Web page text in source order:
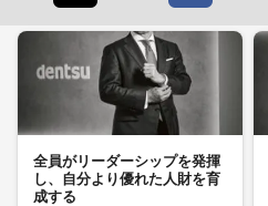
全員がリーダーシップを発揮
し、自分より優れた人財を育
成する